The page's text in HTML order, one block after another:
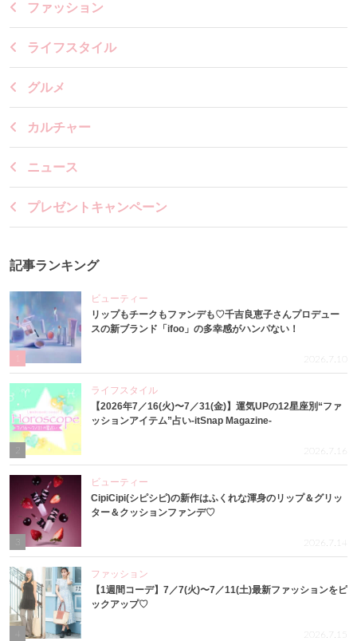
ファッション
ライフスタイル
グルメ
カルチャー
ニュース
プレゼントキャンペーン
記事ランキング
ビューティー
リップもチークもファンデも♡千吉良恵子さんプロデュー
スの新ブランド「ifoo」の多幸感がハンパない！
2026.7.10
ライフスタイル
【2026年7／16(火)〜7／31(金)】運気UPの12星座別“ファ
ッションアイテム”占い-itSnap Magazine-
2026.7.16
3
ビューティー
CipiCipi(シピシピ)の新作はふくれな渾身のリップ＆グリッ
ター＆クッションファンデ♡
2026.7.14
4
ファッション
【1週間コーデ】7／7(火)〜7／11(土)最新ファッションをピ
ックアップ♡
2026.7.15